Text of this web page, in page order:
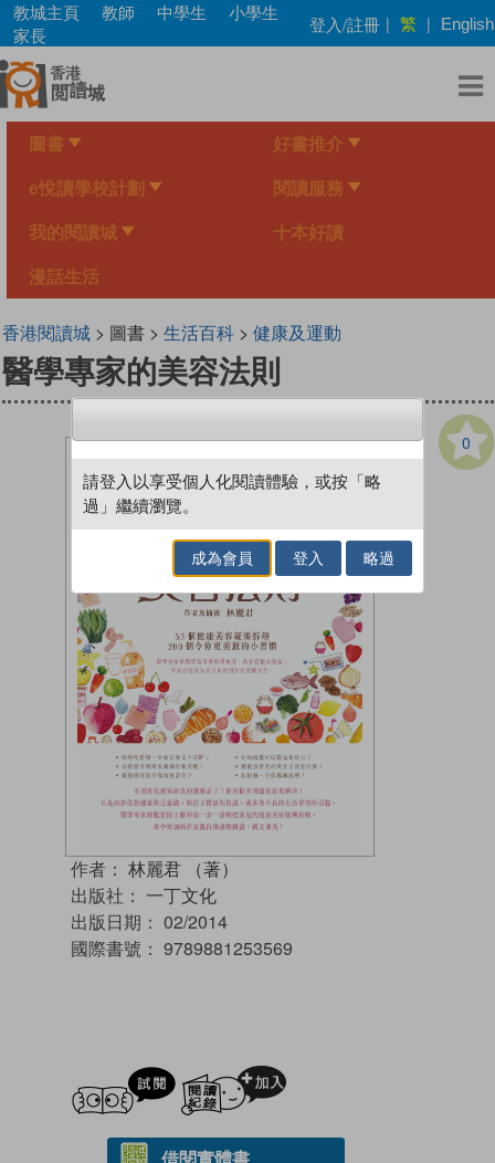
Skip
main
content
教城主頁 教師 中學生
小學生
家長
登入/註冊 | 繁 | English
圖書 好書推介
e悅讀學校計劃 閱讀服務
我的閱讀城 十本好讀
漫話生活
香港閱讀城> 圖書 > 生活百科> 健康及運動
醫學專家的美容法則
0
作者： 林麗君 （著）
出版社： 一丁文化
出版日期： 02/2014
國際書號： 9789881253569
試閲
借閱實體書
請登入以享受個人化閱讀體驗，或按「略
過」繼續瀏覽。
成為會員 登入 略過